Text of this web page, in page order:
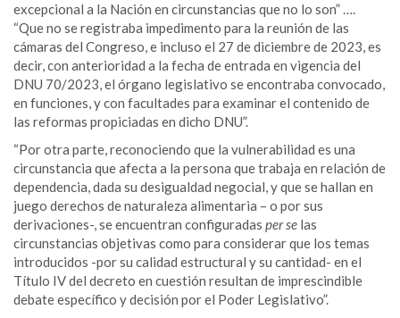
excepcional a la Nación en circunstancias que no lo son” ….
“Que no se registraba impedimento para la reunión de las
cámaras del Congreso, e incluso el 27 de diciembre de 2023, es
decir, con anterioridad a la fecha de entrada en vigencia del
DNU 70/2023, el órgano legislativo se encontraba convocado,
en funciones, y con facultades para examinar el contenido de
las reformas propiciadas en dicho DNU”.
“Por otra parte, reconociendo que la vulnerabilidad es una
circunstancia que afecta a la persona que trabaja en relación de
dependencia, dada su desigualdad negocial, y que se hallan en
juego derechos de naturaleza alimentaria – o por sus
derivaciones-, se encuentran configuradas per se las
circunstancias objetivas como para considerar que los temas
introducidos -por su calidad estructural y su cantidad- en el
Título IV del decreto en cuestión resultan de imprescindible
debate específico y decisión por el Poder Legislativo”.